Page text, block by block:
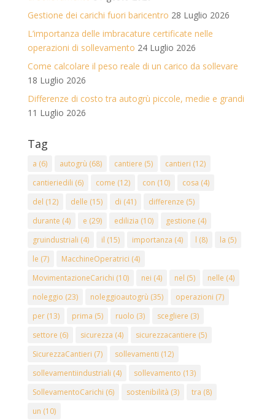
Gestione dei carichi fuori baricentro 28 Luglio 2026
L’importanza delle imbracature certificate nelle
operazioni di sollevamento 24 Luglio 2026
Come calcolare il peso reale di un carico da sollevare
18 Luglio 2026
Differenze di costo tra autogrù piccole, medie e grandi
11 Luglio 2026
Tag
a (6) autogrù (68) cantiere (5) cantieri (12)
cantieriedili (6) come (12) con (10) cosa (4)
del (12) delle (15) di (41) differenze (5)
durante (4) e (29) edilizia (10) gestione (4)
gruindustriali (4) il (15) importanza (4) l (8) la (5)
le (7) MacchineOperatrici (4)
MovimentazioneCarichi (10) nei (4) nel (5) nelle (4)
noleggio (23) noleggioautogrù (35) operazioni (7)
per(13) prima (5) ruolo (3) scegliere (3)
settore (6) sicurezza (4) sicurezzacantiere (5)
SicurezzaCantieri (7) sollevamenti (12)
sollevamentiindustriali (4) sollevamento (13)
SollevamentoCarichi (6) sostenibilità (3) tra (8)
un (10)